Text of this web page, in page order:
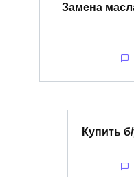
Замена
Купить